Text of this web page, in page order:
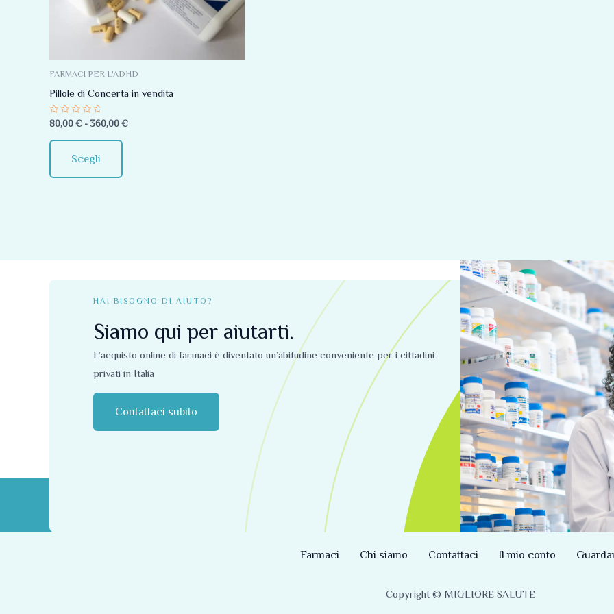
FARMACI PER L'ADHD
Pillole di Concerta in vendita
Valutato
0
su
5
80,00 € - 360,00 €
Scegli
Le
opzioni
essere
scelte
pagina
del
HAI BISOGNO DI AIUTO?
Siamo qui per aiutarti.
L’acquisto online di farmaci è diventato un’abitudine conveniente per i cittadini
privati ​​in Italia
Contattaci subito
Farmaci Chi siamo Contattaci Il mio conto
Copyright © MIGLIORE SALUTE